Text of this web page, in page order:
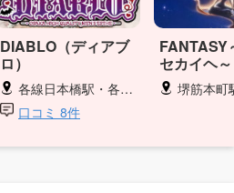
DIABLO（ディアブ
ロ）
各線日本橋駅・各線谷町9丁目駅
口コミ 8件
FANTASY
セカイヘ～
堺筋本町